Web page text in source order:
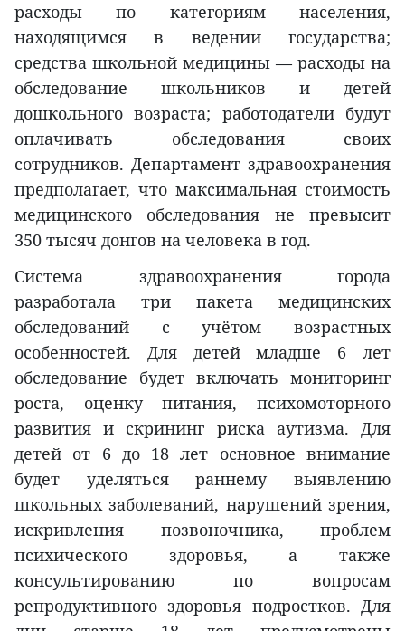
расходы по категориям населения,
находящимся в ведении государства;
средства школьной медицины — расходы на
обследование школьников и детей
дошкольного возраста; работодатели будут
оплачивать обследования своих
сотрудников. Департамент здравоохранения
предполагает, что максимальная стоимость
медицинского обследования не превысит
350 тысяч донгов на человека в год.
Система здравоохранения города
разработала три пакета медицинских
обследований с учётом возрастных
особенностей. Для детей младше 6 лет
обследование будет включать мониторинг
роста, оценку питания, психомоторного
развития и скрининг риска аутизма. Для
детей от 6 до 18 лет основное внимание
будет уделяться раннему выявлению
школьных заболеваний, нарушений зрения,
искривления позвоночника, проблем
психического здоровья, а также
консультированию по вопросам
репродуктивного здоровья подростков. Для